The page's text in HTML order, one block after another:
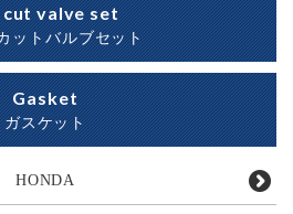
valve set
ットバルブセット
Gasket
ガスケット
HONDA